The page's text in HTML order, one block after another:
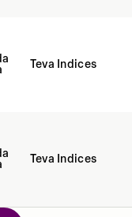
Teva Indices
Teva Indices